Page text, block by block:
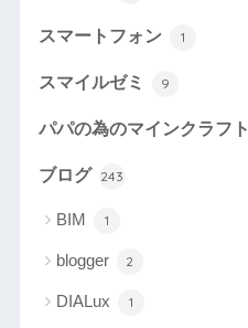
スマートフォン 1
スマイルゼミ 9
パパの為のマインクラフト
ブログ 243
BIM 1
blogger 2
DIALux 1